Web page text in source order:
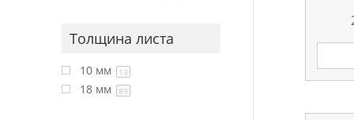
Толщина листа
10 мм 13
18 мм 89